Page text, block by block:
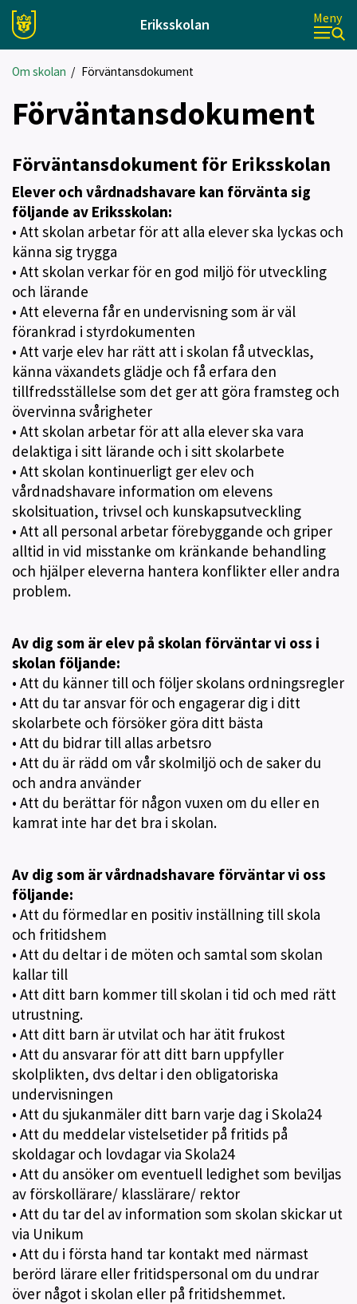
Eriksskolan Meny
Om skolan / Förväntansdokument
Förväntansdokument
Förväntansdokument för Eriksskolan
Elever och vårdnadshavare kan förvänta sig
följande av Eriksskolan:
• Att skolan arbetar för att alla elever ska lyckas och
känna sig trygga
• Att skolan verkar för en god miljö för utveckling
och lärande
• Att eleverna får en undervisning som är väl
förankrad i styrdokumenten
• Att varje elev har rätt att i skolan få utvecklas,
känna växandets glädje och få erfara den
tillfredsställelse som det ger att göra framsteg och
övervinna svårigheter
• Att skolan arbetar för att alla elever ska vara
delaktiga i sitt lärande och i sitt skolarbete
• Att skolan kontinuerligt ger elev och
vårdnadshavare information om elevens
skolsituation, trivsel och kunskapsutveckling
• Att all personal arbetar förebyggande och griper
alltid in vid misstanke om kränkande behandling
och hjälper eleverna hantera konflikter eller andra
problem.
Av dig som är elev på skolan förväntar vi oss i
skolan följande:
• Att du känner till och följer skolans ordningsregler
• Att du tar ansvar för och engagerar dig i ditt
skolarbete och försöker göra ditt bästa
• Att du bidrar till allas arbetsro
• Att du är rädd om vår skolmiljö och de saker du
och andra använder
• Att du berättar för någon vuxen om du eller en
kamrat inte har det bra i skolan.
Av dig som är vårdnadshavare förväntar vi oss
följande:
• Att du förmedlar en positiv inställning till skola
och fritidshem
• Att du deltar i de möten och samtal som skolan
kallar till
• Att ditt barn kommer till skolan i tid och med rätt
utrustning.
• Att ditt barn är utvilat och har ätit frukost
• Att du ansvarar för att ditt barn uppfyller
skolplikten, dvs deltar i den obligatoriska
undervisningen
• Att du sjukanmäler ditt barn varje dag i Skola24
• Att du meddelar vistelsetider på fritids på
skoldagar och lovdagar via Skola24
• Att du ansöker om eventuell ledighet som beviljas
av förskollärare/ klasslärare/ rektor
• Att du tar del av information som skolan skickar ut
via Unikum
• Att du i första hand tar kontakt med närmast
berörd lärare eller fritidspersonal om du undrar
över något i skolan eller på fritidshemmet.